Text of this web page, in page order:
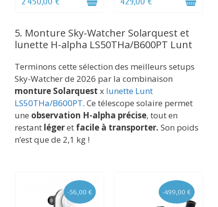
5. Monture Sky-Watcher Solarquest et
lunette H-alpha LS50THa/B600PT Lunt
Terminons cette sélection des meilleurs setups
Sky-Watcher de 2026 par la combinaison
monture Solarquest x lunette Lunt
LS50THa/B600PT. Ce télescope solaire permet
une observation H-alpha précise, tout en
restant légeret facile à transporter. Son poids
n’est que de 2,1 kg !